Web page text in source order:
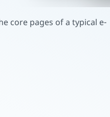
core pages of a typical e-